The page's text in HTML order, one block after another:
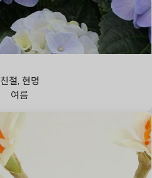
친절, 현명
여름